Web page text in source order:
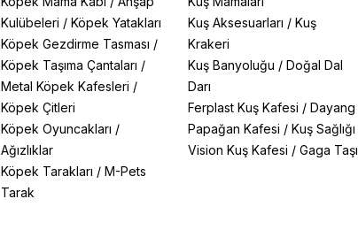
Kulübeleri /Köpek Yatakları
Köpek Gezdirme Tasması /
Köpek Taşıma Çantaları /
Metal Köpek Kafesleri /
Köpek Çitleri
Köpek Oyuncakları /
Ağızlıklar
Köpek Tarakları /M-Pets
Tarak
Kuş Aksesuarları / Kuş
Krakeri
Kuş Banyoluğu / Doğal Dal
Darı
Ferplast Kuş Kafesi / Dayang
Papağan Kafesi / Kuş Sağlığı
Vision Kuş Kafesi / Gaga Taşı